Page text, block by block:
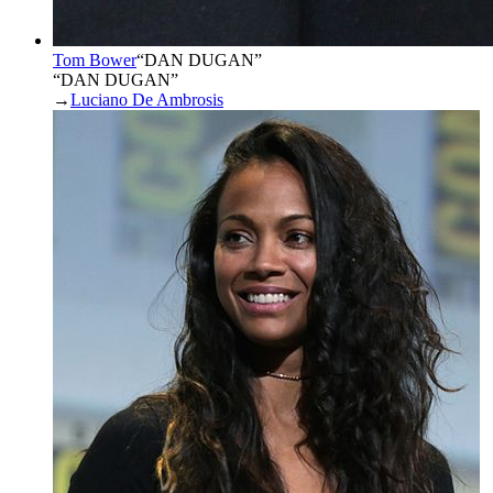
Tom Bower“DAN DUGAN”
“DAN DUGAN”
→Luciano De Ambrosis